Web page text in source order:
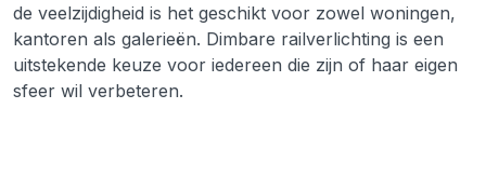
de veelzijdigheid is het geschikt voor zowel woningen,
kantoren als galerieën. Dimbare railverlichting is een
uitstekende keuze voor iedereen die zijn of haar eigen
sfeer wil verbeteren.